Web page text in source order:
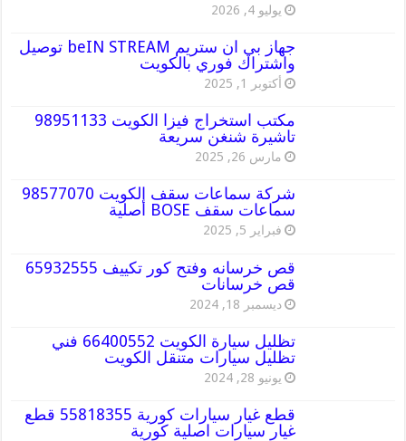
يوليو 4, 2026
جهاز بي ان ستريم beIN STREAM توصيل
واشتراك فوري بالكويت
أكتوبر 1, 2025
مكتب استخراج فيزا الكويت 98951133
تاشيرة شنغن سريعة
مارس 26, 2025
شركة سماعات سقف الكويت 98577070
سماعات سقف BOSE أصلية
فبراير 5, 2025
قص خرسانه وفتح كور تكييف 65932555
قص خرسانات
ديسمبر 18, 2024
تظليل سيارة الكويت 66400552 فني
تظليل سيارات متنقل الكويت
يونيو 28, 2024
قطع غيار سيارات كورية 55818355 قطع
غيار سيارات اصلية كورية